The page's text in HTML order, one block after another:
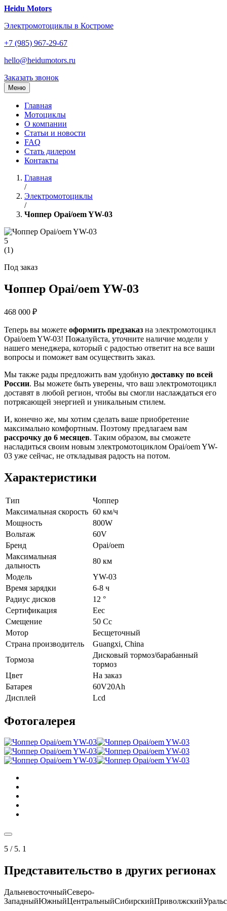
Перейти
содержанию
Heidu Motors
Электромотоциклы в Костроме
+7 (985) 967-29-67
hello@heidumotors.ru
Заказать звонок
Меню
Главная
Мотоциклы
О компании
Статьи и новости
FAQ
Стать дилером
Контакты
Главная
/
Электромотоциклы
/
Чоппер Opai/oem YW-03
5
(1)
Под заказ
Чоппер Opai/oem YW-03
468 000 ₽
Теперь вы можете оформить предзаказ на электромотоцикл
Opai/oem YW-03! Пожалуйста, уточните наличие модели у
нашего менеджера, который с радостью ответит на все ваши
вопросы и поможет вам осуществить заказ.
Мы также рады предложить вам удобную доставку по всей
России. Вы можете быть уверены, что ваш электромотоцикл
доставят в любой регион, чтобы вы смогли наслаждаться его
потрясающей энергией и уникальным стилем.
И, конечно же, мы хотим сделать ваше приобретение
максимально комфортным. Поэтому предлагаем вам
рассрочку до 6 месяцев. Таким образом, вы сможете
насладиться своим новым электромотоциклом Opai/oem YW-
03 уже сейчас, не откладывая радость на потом.
Характеристики
Тип
Чоппер
Максимальная скорость 60 км/ч
Мощность
800W
Вольтаж
60V
Бренд
Opai/oem
Максимальная
дальность
80 км
Модель
YW-03
Время зарядки
6-8 ч
Радиус дисков
12 °
Сертификация
Eec
Смещение
50 Cc
Мотор
Бесщеточный
Страна производитель
Guangxi, China
Тормоза
Дисковый тормоз/барабанный
тормоз
Цвет
На заказ
Батарея
60V20Ah
Дисплей
Lcd
Фотогалерея
5 / 5. 1
Представительство в других регионах
ДальневосточныйСеверо-
ЗападныйЮжныйЦентральныйСибирскийПриволжский